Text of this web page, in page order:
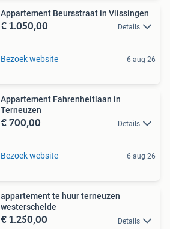
Appartement Beursstraat in Vlissingen
€ 1.050,00 Details
Bezoek website 6 aug 26
Appartement Fahrenheitlaan in
Terneuzen
€ 700,00 Details
Bezoek website 6 aug 26
appartement te huur terneuzen
westerschelde
€ 1.250,00 Details